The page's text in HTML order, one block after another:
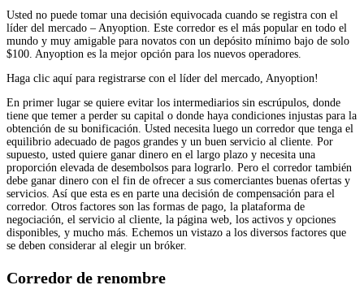
Usted no puede tomar una decisión equivocada cuando se registra con el
líder del mercado – Anyoption. Este corredor es el más popular en todo el
mundo y muy amigable para novatos con un depósito mínimo bajo de solo
$100. Anyoption es la mejor opción para los nuevos operadores.
Haga clic aquí para registrarse con el líder del mercado, Anyoption!
En primer lugar se quiere evitar los intermediarios sin escrúpulos, donde
tiene que temer a perder su capital o donde haya condiciones injustas para la
obtención de su bonificación. Usted necesita luego un corredor que tenga el
equilibrio adecuado de pagos grandes y un buen servicio al cliente. Por
supuesto, usted quiere ganar dinero en el largo plazo y necesita una
proporción elevada de desembolsos para lograrlo. Pero el corredor también
debe ganar dinero con el fin de ofrecer a sus comerciantes buenas ofertas y
servicios. Así que esta es en parte una decisión de compensación para el
corredor. Otros factores son las formas de pago, la plataforma de
negociación, el servicio al cliente, la página web, los activos y opciones
disponibles, y mucho más. Echemos un vistazo a los diversos factores que
se deben considerar al elegir un bróker.
Corredor de renombre